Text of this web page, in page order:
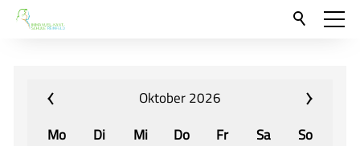
Neu hier?
Für Eltern und Schüler
Oktober 2026
Mo
Di Mi Do Fr Sa
So